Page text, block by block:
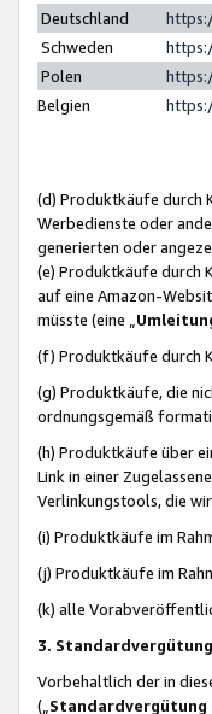
Deutschland
Schweden
Polen
Belgien
(d) Produktkäufe durch
Werbedienste oder
generierten oder
(e) Produktkäufe durch
auf eine Amazon-
müsste (eine „
(f) Produktkäufe durch
(g) Produktkäufe, die
ordnungsgemäß
(h) Produktkäufe über
Link in einer
Verlinkungstools, die
(i) Produktkäufe im
(j) Produktkäufe im
(k) alle
3.
Vorbehaltlich der in
(„ Standardvergütung